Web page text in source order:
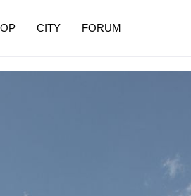
CITY FORUM
în vârstă